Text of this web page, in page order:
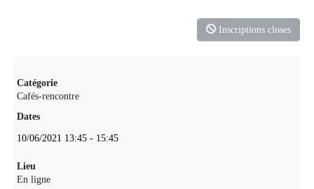
Inscriptions closes
Catégorie
Cafés-rencontre
Dates
10/06/2021 13:45 - 15:45
Lieu
En ligne